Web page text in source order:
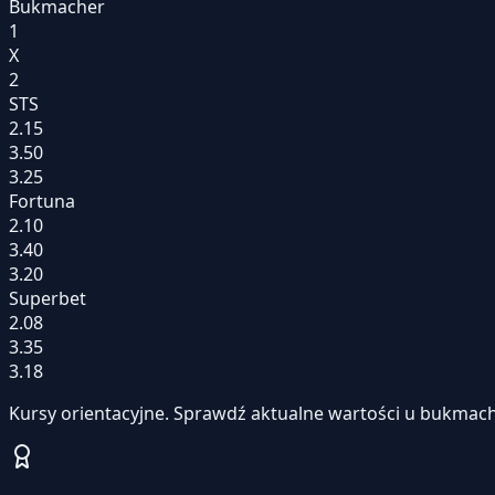
Bukmacher
1
X
2
STS
2.15
3.50
3.25
Fortuna
2.10
3.40
3.20
Superbet
2.08
3.35
3.18
Kursy orientacyjne. Sprawdź aktualne wartości u